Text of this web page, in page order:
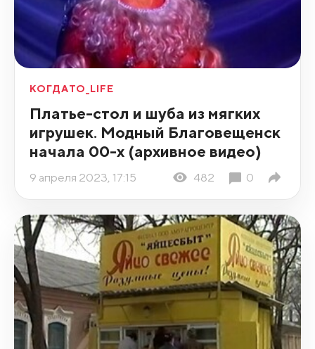
КОГДАТО_LIFE
Платье-стол и шуба из мягких
игрушек. Модный Благовещенск
начала 00-х (архивное видео)
9 апреля 2023, 17:15 482 0